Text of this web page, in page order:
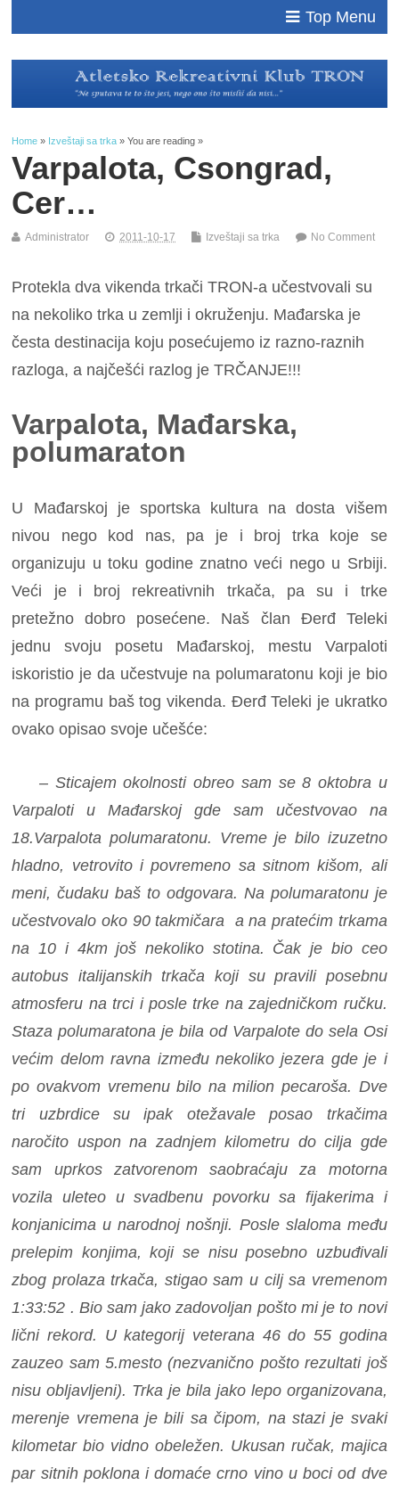
Top Menu
Home » Izveštaji sa trka » You are reading »
Varpalota, Csongrad,
Cer…
Administrator 2011-10-17 Izveštaji sa trka No Comment
Protekla dva vikenda trkači TRON-a učestvovali su
na nekoliko trka u zemlji i okruženju. Mađarska je
česta destinacija koju posećujemo iz razno-raznih
razloga, a najčešći razlog je TRČANJE!!!
Varpalota, Mađarska,
polumaraton
U Mađarskoj je sportska kultura na dosta višem
nivou nego kod nas, pa je i broj trka koje se
organizuju u toku godine znatno veći nego u Srbiji.
Veći je i broj rekreativnih trkača, pa su i trke
pretežno dobro posećene. Naš član Đerđ Teleki
jednu svoju posetu Mađarskoj, mestu Varpaloti
iskoristio je da učestvuje na polumaratonu koji je bio
na programu baš tog vikenda. Đerđ Teleki je ukratko
ovako opisao svoje učešće:
– Sticajem okolnosti obreo sam se 8 oktobra u
Varpaloti u Mađarskoj gde sam učestvovao na
18.Varpalota polumaratonu. Vreme je bilo izuzetno
hladno, vetrovito i povremeno sa sitnom kišom, ali
meni, čudaku baš to odgovara. Na polumaratonu je
učestvovalo oko 90 takmičara a na pratećim trkama
na 10 i 4km još nekoliko stotina. Čak je bio ceo
autobus italijanskih trkača koji su pravili posebnu
atmosferu na trci i posle trke na zajedničkom ručku.
Staza polumaratona je bila od Varpalote do sela Osi
većim delom ravna između nekoliko jezera gde je i
po ovakvom vremenu bilo na milion pecaroša. Dve
tri uzbrdice su ipak otežavale posao trkačima
naročito uspon na zadnjem kilometru do cilja gde
sam uprkos zatvorenom saobraćaju za motorna
vozila uleteo u svadbenu povorku sa fijakerima i
konjanicima u narodnoj nošnji. Posle slaloma među
prelepim konjima, koji se nisu posebno uzbuđivali
zbog prolaza trkača, stigao sam u cilj sa vremenom
1:33:52 . Bio sam jako zadovoljan pošto mi je to novi
lični rekord. U kategorij veterana 46 do 55 godina
zauzeo sam 5.mesto (nezvanično pošto rezultati još
nisu obljavljeni). Trka je bila jako lepo organizovana,
merenje vremena je bili sa čipom, na stazi je svaki
kilometar bio vidno obeležen. Ukusan ručak, majica
par sitnih poklona i domaće crno vino u boci od dve